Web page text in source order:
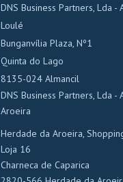
DNS Business Partners, Lda -
Loulé
Bunganvília Plaza, Nº1
Quinta do Lago
8135-024 Almancil
DNS Business Partners, Lda -
Aroeira
Herdade da Aroeira,
Loja 16
Charneca de Caparica